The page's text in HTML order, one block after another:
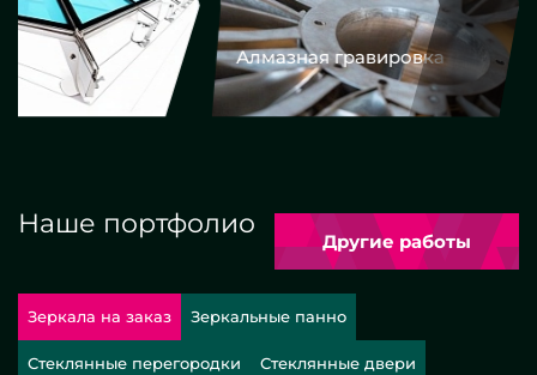
Алмазная гравировка
Наше портфолио
Другие работы
Зеркала на заказ Зеркальные панно
Стеклянные перегородки Стеклянные двери